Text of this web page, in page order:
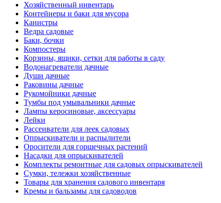
Хозяйственный инвентарь
Контейнеры и баки для мусора
Канистры
Ведра садовые
Баки, бочки
Компостеры
Корзины, ящики, сетки для работы в саду
Водонагреватели дачные
Души дачные
Раковины дачные
Рукомойники дачные
Тумбы под умывальники дачные
Лампы керосиновые, аксессуары
Лейки
Рассеиватели для леек садовых
Опрыскиватели и распылители
Оросители для горшечных растений
Насадки для опрыскивателей
Комплекты ремонтные для садовых опрыскивателей
Сумки, тележки хозяйственные
Товары для хранения садового инвентаря
Кремы и бальзамы для садоводов